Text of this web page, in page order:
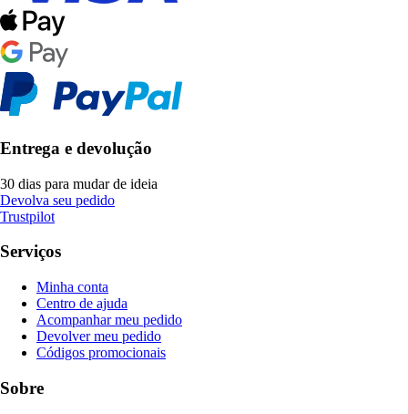
Entrega e devolução
30 dias para mudar de ideia
Devolva seu pedido
Trustpilot
Serviços
Minha conta
Centro de ajuda
Acompanhar meu pedido
Devolver meu pedido
Códigos promocionais
Sobre